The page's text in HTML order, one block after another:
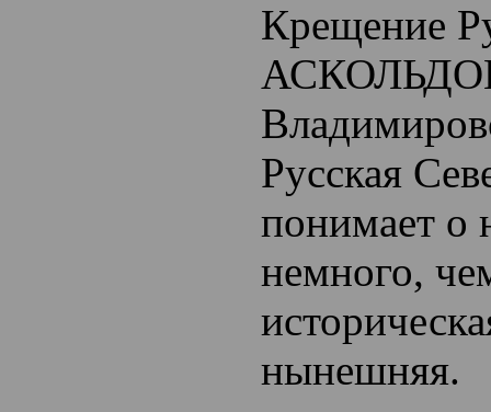
Крещение
Русская
понимает о
немного,
нынешняя.